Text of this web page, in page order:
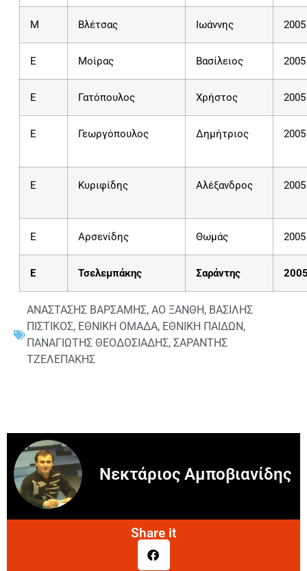
Μ Βλέτσας Ιωάννης 2005
E Μοίρας Βασίλειος 2005
E Γατόπουλος Χρήστος 2005
E Γεωργόπουλος Δημήτριος 2005
E Κυριφίδης Αλέξανδρος 2005
Ε Αρσενίδης Θωμάς 2005
Ε Τσελεμπάκης Σαράντης
ΑΝΑΣΤΑΣΗΣ ΒΑΡΣΑΜΗΣ, ΑΟ ΞΑΝΘΗ, ΒΑΣΙΛΗΣ
ΠΙΣΤΙΚΟΣ, ΕΘΝΙΚΗ ΟΜΑΔΑ, ΕΘΝΙΚΗ ΠΑΙΔΩΝ,
ΠΑΝΑΓΙΩΤΗΣ ΘΕΟΔΟΣΙΑΔΗΣ, ΣΑΡΑΝΤΗΣ
ΤΖΕΛΕΠΑΚΗΣ
Νεκτάριος Αμποβιανίδης
Share it